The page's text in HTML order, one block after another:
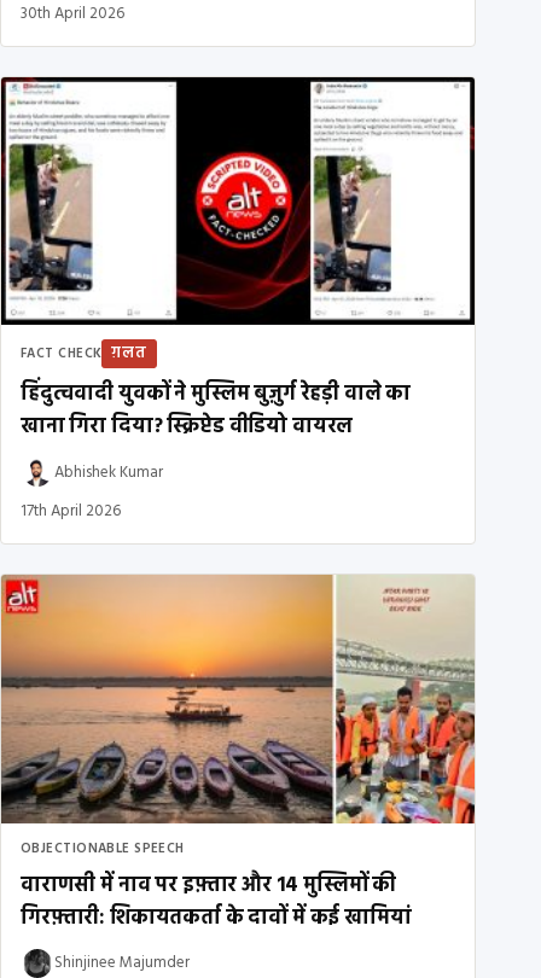
30th April 2026
FACT CHECK ग़लत
हिंदुत्ववादी युवकों ने मुस्लिम बुज़ुर्ग रेहड़ी वाले का
खाना गिरा दिया? स्क्रिप्टेड वीडियो वायरल
Abhishek Kumar
17th April 2026
OBJECTIONABLE SPEECH
वाराणसी में नाव पर इफ़्तार और 14 मुस्लिमों की
गिरफ़्तारी: शिकायतकर्ता के दावों में कई खामियां
Shinjinee Majumder